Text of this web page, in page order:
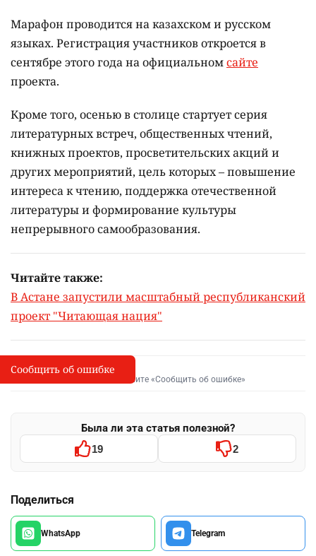
Марафон проводится на казахском и русском
языках. Регистрация участников откроется в
сентябре этого года на официальномсайте
проекта.
Кроме того, осенью в столице стартует серия
литературных встреч, общественных чтений,
книжных проектов, просветительских акций и
других мероприятий, цель которых –повышение
интереса к чтению, поддержка отечественной
литературы и формирование культуры
непрерывного самообразования.
Читайте также:
В Астане запустили масштабный республиканский
проект "Читающая нация"
I
Сообщить об опечатке
Выделите фрагмент и нажмите «Сообщить об ошибке»
Была ли эта статья полезной?
19 2
Поделиться
WhatsApp Telegram
Сообщить об ошибке